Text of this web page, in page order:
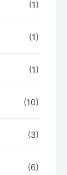
(1)
(1)
(1)
(10)
(3)
(6)